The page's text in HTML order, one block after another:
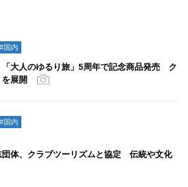
#国内
「大人のゆるり旅」5周年で記念商品発売 ク
展開
#国内
団体、クラブツーリズムと協定 伝統や文化